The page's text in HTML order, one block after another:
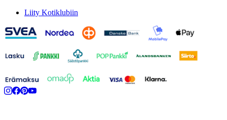
Liity Kotiklubiin